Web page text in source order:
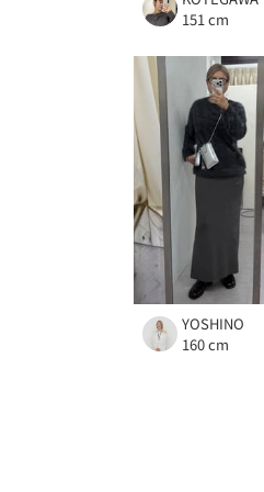
151 cm
YOSHINO
160 cm